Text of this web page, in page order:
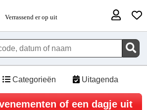
Categorieën Uitagenda
of een dagje uit